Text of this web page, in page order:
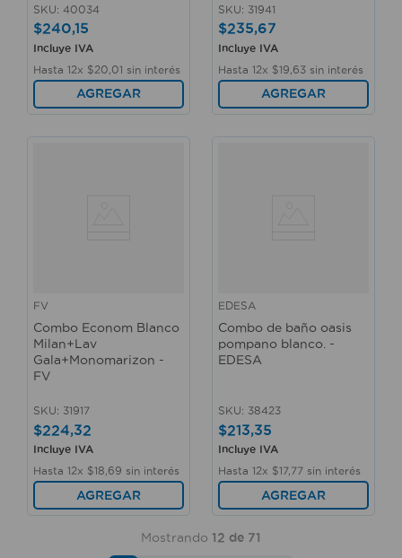
SKU: 40034
$240,15
Incluye IVA
Hasta 12x $20 01 sin interés
AGREGAR
SKU: 31941
$235,67
Incluye IVA
Hasta 12x $19 63 sin interés
AGREGAR
FV
Combo Econom Blanco
Milan+Lav
Gala+Monomarizon -
FV
SKU: 31917
$224,32
Incluye IVA
Hasta 12x $18 69 sin interés
AGREGAR
EDESA
Combo de baño oasis
pompano blanco. -
EDESA
SKU: 38423
$213,35
Incluye IVA
Hasta 12x $17, 77 sin interés
AGREGAR
Mostrando 12 de 71